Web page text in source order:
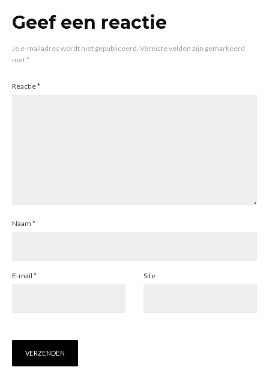
Geef een reactie
Je e-mailadres wordt niet gepubliceerd. Vereiste velden zijn gemarkeerd
met*
Reactie*
Naam *
E-mail * Site